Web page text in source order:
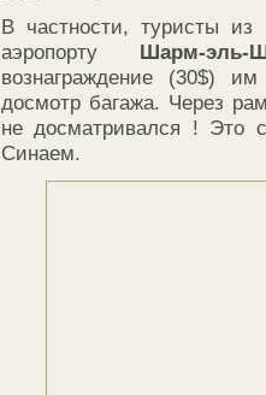
В частности, туристы
аэропорту Шарм-эль-
вознаграждение (30$)
досмотр багажа. Через
не досматривался ! Это
Синаем.